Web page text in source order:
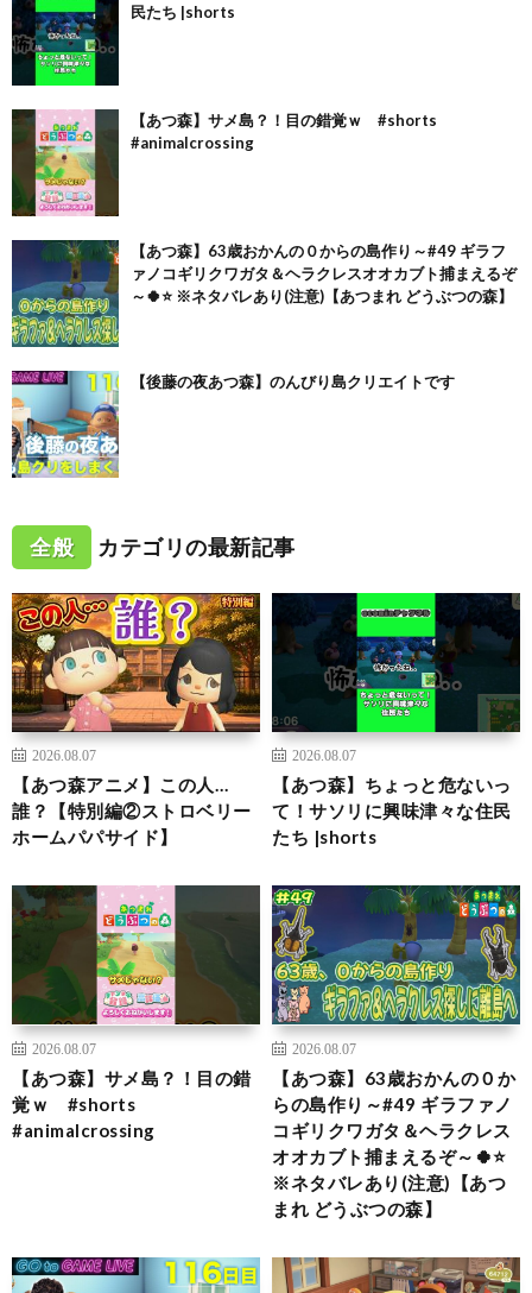
民たち |shorts
【あつ森】サメ島？！目の錯覚ｗ #shorts
#animalcrossing
【あつ森】63歳おかんの０からの島作り～#49 ギラフ
ァノコギリクワガタ＆ヘラクレスオオカブト捕まえるぞ
～🍀⭐ ※ネタバレあり(注意)【あつまれ どうぶつの森】
【後藤の夜あつ森】のんびり島クリエイトです
全般 カテゴリの最新記事
2026.08.07
【あつ森アニメ】この人…
誰？【特別編②ストロベリー
ホームパパサイド】
2026.08.07
【あつ森】ちょっと危ないっ
て！サソリに興味津々な住民
たち |shorts
2026.08.07
【あつ森】サメ島？！目の錯
覚ｗ #shorts
#animalcrossing
2026.08.07
【あつ森】63歳おかんの０か
らの島作り～#49 ギラファノ
コギリクワガタ＆ヘラクレス
オオカブト捕まえるぞ～🍀⭐
※ネタバレあり(注意)【あつ
まれ どうぶつの森】